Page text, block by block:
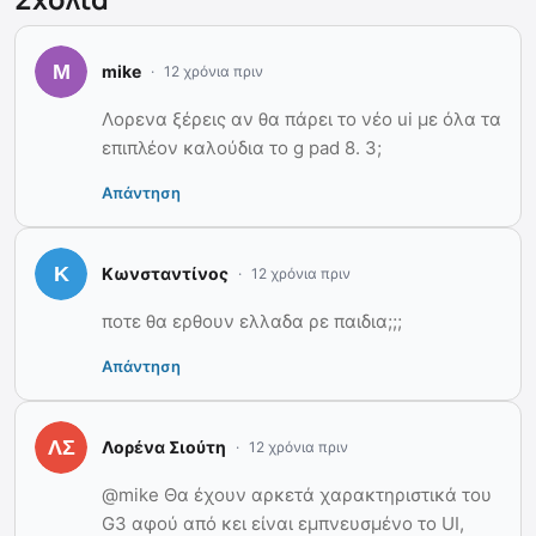
mike 12 χρόνια πριν
Λορενα ξέρεις αν θα πάρει το νέο ui με όλα τα
επιπλέον καλούδια το g pad 8. 3;
Απάντηση
Κωνσταντίνος 12 χρόνια πριν
ποτε θα ερθουν ελλαδα ρε παιδια;;;
Απάντηση
Λορένα Σιούτη 12 χρόνια πριν
@mike Θα έχουν αρκετά χαρακτηριστικά του
G3 αφού από κει είναι εμπνευσμένο το UI,